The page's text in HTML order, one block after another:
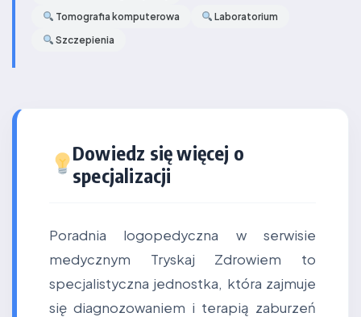
Tomografia komputerowa
Laboratorium
Szczepienia
Dowiedz się więcej o
specjalizacji
Poradnia logopedyczna w serwisie
medycznym Tryskaj Zdrowiem to
specjalistyczna jednostka, która zajmuje
się diagnozowaniem i terapią zaburzeń